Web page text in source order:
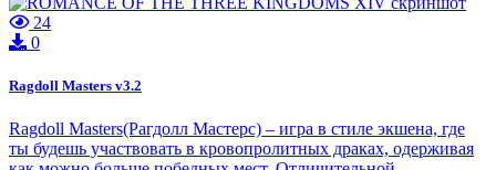
24
0
Ragdoll Masters v3.2
Ragdoll Masters(Рагдолл Мастерс) – игра в стиле экшена, где
ты будешь участвовать в кровопролитных драках, одерживая